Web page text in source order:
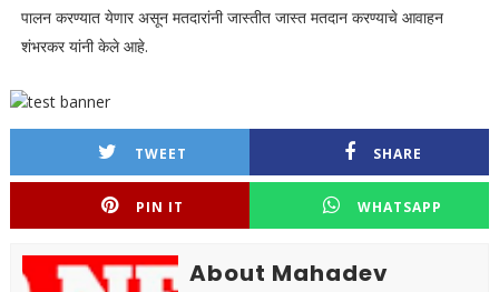
पालन करण्यात येणार असून मतदारांनी जास्तीत जास्त मतदान करण्याचे आवाहन
शंभरकर यांनी केले आहे.
TWEET SHARE
PIN IT WHATSAPP
About Mahadev